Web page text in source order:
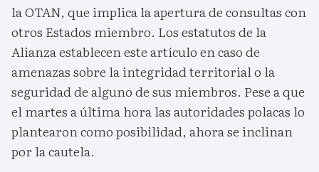
la OTAN, que implica la apertura de consultas con
otros Estados miembro. Los estatutos de la
Alianza establecen este artículo en caso de
amenazas sobre la integridad territorial o la
seguridad de alguno de sus miembros. Pese a que
el martes a última hora las autoridades polacas lo
plantearon como posibilidad, ahora se inclinan
por la cautela.